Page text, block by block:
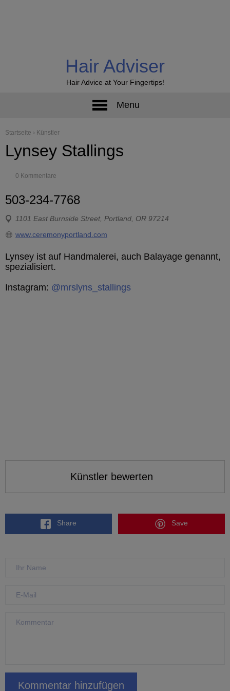
Hair Adviser
Hair Advice at Your Fingertips!
Menu
Startseite › Künstler
Lynsey Stallings
0 Kommentare
503-234-7768
1101 East Burnside Street, Portland, OR 97214
www.ceremonyportland.com
Lynsey ist auf Handmalerei, auch Balayage genannt,
spezialisiert.
Instagram: @mrslyns_stallings
Künstler bewerten
Share Save